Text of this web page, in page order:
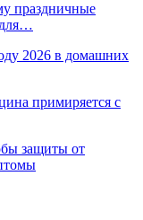
праздничные
2026 в домашних
примиряется с
защиты от